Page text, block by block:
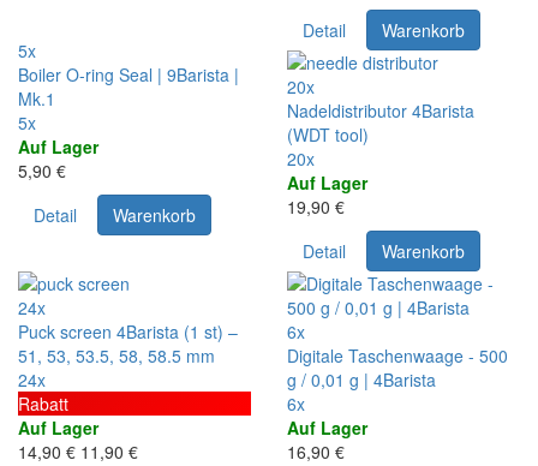
5x
Boiler O-ring Seal | 9Barista |
Mk.1
5x
Auf Lager
5,90 €
Detail
Warenkorb
Detail
Warenkorb
20x
Nadeldistributor 4Barista
(WDT tool)
20x
Auf Lager
19,90 €
Detail
Warenkorb
24x
Puck screen 4Barista (1 st) –
51, 53, 53.5, 58, 58.5 mm
24x
Rabatt
Auf Lager
14,90 € 11,90 €
6x
Digitale Taschenwaage - 500
g / 0,01 g | 4Barista
6x
Auf Lager
16,90 €